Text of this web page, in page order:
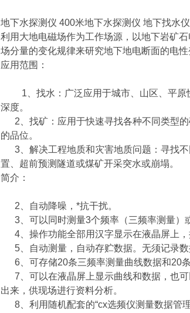
地下水探测仪 400米地下水探测仪 地下找水仪
利用大地电磁场作为工作场源，以地下岩矿
场分量的变化规律来研究地下地电断面的电性
应用范围：
1、找水：广泛应用于城市、山区、平原
深度。
2、找矿：应用于快速寻找各种不同类型的
的品位。
3、解决工程地质和灾害地质问题：寻找不
置、超前预测隧道或煤矿开采突水或崩塌。
简介：
2、自动降噪，*抗干扰。
3、可以同时测量3个频率（三频率测量）
4、操作功能全部用汉字显示在液晶屏上，
5、自动测量，自动存贮数据。无须记录数
6、可存储20条三频率测量曲线数据和20条
7、可以在液晶屏上显示曲线和数据，也可
出来，供现场进行资料分析。
8、利用随机配套的“cx选频仪测量数据管